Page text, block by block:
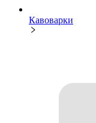
Кавоварки